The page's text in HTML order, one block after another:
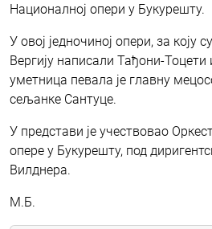
Националној опери у Букурешту.
У овој једночиној опери, за коју
Вергију написали Тађони-
уметница певала је главну
сељанке Сантуце.
У представи је учествовао
опере у Букурешту, под
Вилднера.
М.Б.